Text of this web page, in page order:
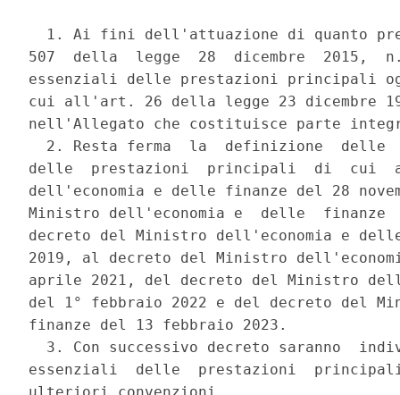
1. Ai fini dell'attuazione di quanto
507  della  legge  28  dicembre  2015,
essenziali delle prestazioni principali
cui all'art. 26 della legge 23 dicembre
nell'Allegato che costituisce parte
2. Resta ferma  la  definizione  delle
delle  prestazioni  principali  di  cui
dell'economia e delle finanze del 28
Ministro dell'economia e  delle
decreto del Ministro dell'economia e
2019, al decreto del Ministro
aprile 2021, del decreto del Ministro
del 1° febbraio 2022 e del decreto del
finanze del 13 febbraio 2023.
3. Con successivo decreto saranno
essenziali  delle  prestazioni